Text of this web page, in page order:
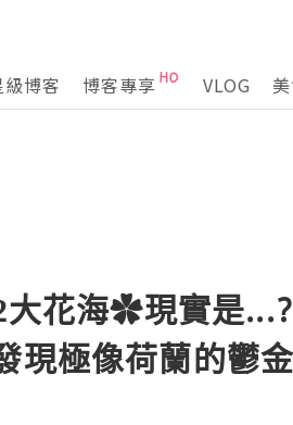
級博客 博客專享 VLOG
大花海✿現實是
現極像荷蘭的鬱